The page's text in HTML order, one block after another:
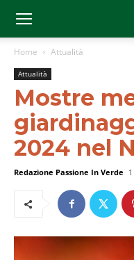
Home Attualità
Attualità
Mostre
2024 nel
Redazione Passione In Verde